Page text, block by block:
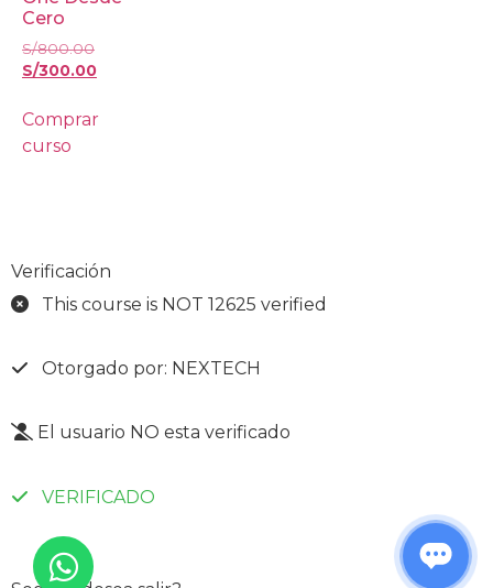
Cero
S/800.00
S/300.00
Comprar
curso
Verificación
This course is NOT 12625 verified
Otorgado por: NEXTECH
El usuario NO esta verificado
VERIFICADO